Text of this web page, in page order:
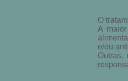
O
A
e/ou
Outras,